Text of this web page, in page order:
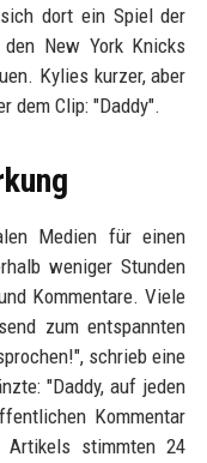
dort ein Spiel der
New York Knicks
Kylies kurzer, aber
dem Clip: "Daddy".
Medien für einen
weniger Stunden
Kommentare. Viele
zum entspannten
schrieb eine
"Daddy, auf jeden
Kommentar
stimmten 24